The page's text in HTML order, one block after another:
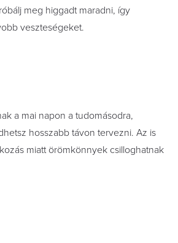
meg higgadt maradni, így
veszteségeket.
a mai napon a tudomásodra,
hosszabb távon tervezni. Az is
miatt örömkönnyek csilloghatnak